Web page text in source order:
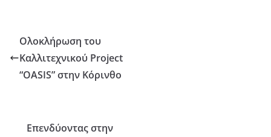
Ολοκλήρωση του
Καλλιτεχνικού Project
“OASIS” στην Κόρινθο
Επενδύοντας στην